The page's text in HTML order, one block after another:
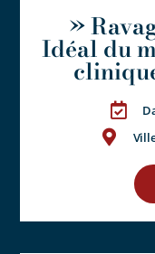
»
Idéal du